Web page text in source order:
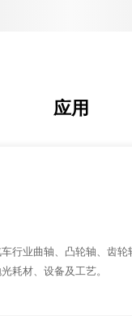
应用
行业曲轴、凸轮轴、齿轮
耗材、设备及工艺。